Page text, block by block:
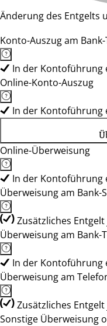
Änderung des Entgelts
Konto-Auszug am
In der Kontoführung
Online-Konto-Auszug
In der Kontoführung
Online-Überweisung
In der Kontoführung
Überweisung am Bank-
Zusätzliches
Überweisung am Bank-
In der Kontoführung
Überweisung am
Zusätzliches
Sonstige Überweisung